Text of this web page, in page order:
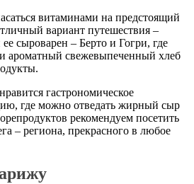
витаминами на предстоящий
вариант путешествия –
сыроварен – Берто и Гогри, где
ароматный свежевыпеченный хлеб
гастрономическое
где можно отведать жирный сыр
рекомендуем посетить
– региона, прекрасного в любое